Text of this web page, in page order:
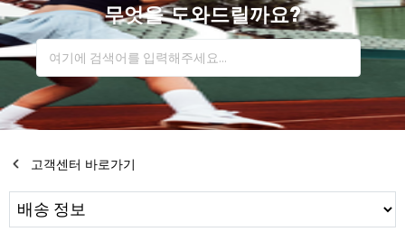
무엇을 도와드릴까요?
고객센터 바로가기